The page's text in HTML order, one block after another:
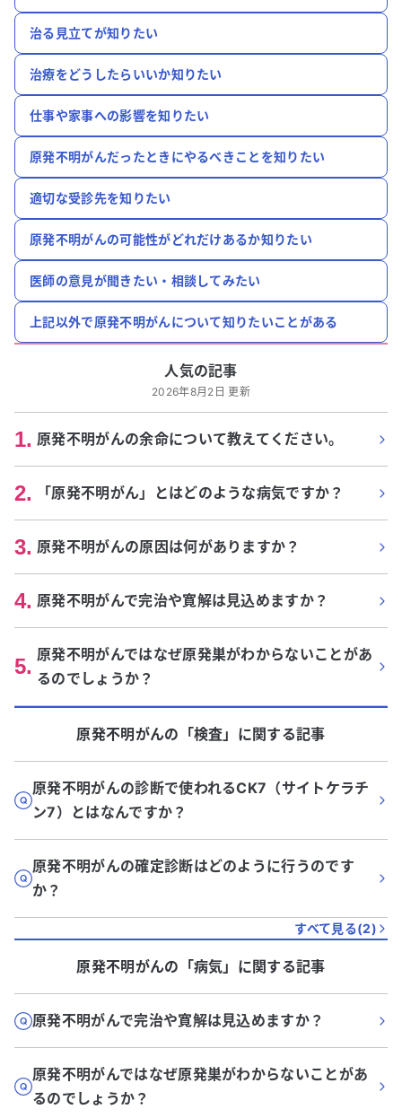
治る見立てが知りたい
治療をどうしたらいいか知りたい
仕事や家事への影響を知りたい
原発不明がんだったときにやるべきことを知りたい
適切な受診先を知りたい
原発不明がんの可能性がどれだけあるか知りたい
医師の意見が聞きたい・相談してみたい
上記以外で原発不明がんについて知りたいことがある
人気の記事
2026年8月2日 更新
1. 原発不明がんの余命について教えてください。
2. 「原発不明がん」とはどのような病気ですか？
3. 原発不明がんの原因は何がありますか？
4. 原発不明がんで完治や寛解は見込めますか？
5. 原発不明がんではなぜ原発巣がわからないことがあ
るのでしょうか？
原発不明がんの「検査」に関する記事
原発不明がんの診断で使われるCK7（サイトケラチ
ン7）とはなんですか？
原発不明がんの確定診断はどのように行うのです
か？
すべて見る(2)
原発不明がんの「病気」に関する記事
原発不明がんで完治や寛解は見込めますか？
原発不明がんではなぜ原発巣がわからないことがあ
るのでしょうか？